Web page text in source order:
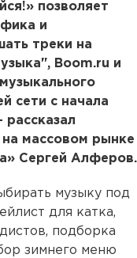
позволяет
и
треки на
Boom.ru и
сети с начала
рассказал
массовом рынке
Сергей Алферов.
музыку под
для катка,
подборка
зимнего меню